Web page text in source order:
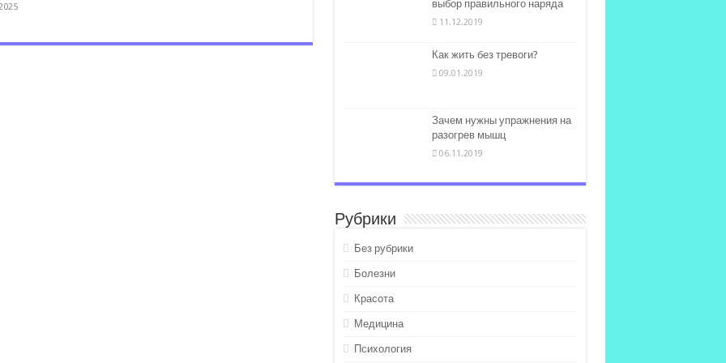
выбор правильного наряда
11.12.2019
Как жить без тревоги?
09.01.2019
Зачем нужны упражнения на
разогрев мышц
06.11.2019
Рубрики
Без рубрики
Болезни
Красота
Медицина
Психология